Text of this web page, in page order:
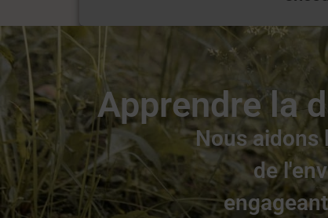
Apprendre la
Nous aidons
de